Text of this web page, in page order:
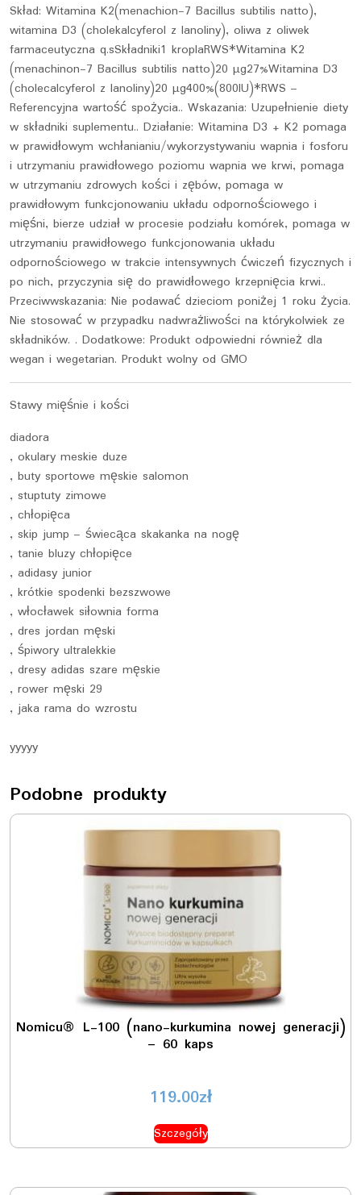
Skład: Witamina K2(menachion-7 Bacillus subtilis natto),
witamina D3 (cholekalcyferol z lanoliny), oliwa z oliwek
farmaceutyczna q.sSkładniki1 kroplaRWS*Witamina K2
(menachinon-7 Bacillus subtilis natto)20 µg27%Witamina D3
(cholecalcyferol z lanoliny)20 µg400%(800IU)*RWS –
Referencyjna wartość spożycia.. Wskazania: Uzupełnienie diety
w składniki suplementu.. Działanie: Witamina D3 + K2 pomaga
w prawidłowym wchłanianiu/wykorzystywaniu wapnia i fosforu
i utrzymaniu prawidłowego poziomu wapnia we krwi, pomaga
w utrzymaniu zdrowych kości i zębów, pomaga w
prawidłowym funkcjonowaniu układu odpornościowego i
mięśni, bierze udział w procesie podziału komórek, pomaga w
utrzymaniu prawidłowego funkcjonowania układu
odpornościowego w trakcie intensywnych ćwiczeń fizycznych i
po nich, przyczynia się do prawidłowego krzepnięcia krwi..
Przeciwwskazania: Nie podawać dzieciom poniżej 1 roku życia.
Nie stosować w przypadku nadwrażliwości na którykolwiek ze
składników. . Dodatkowe: Produkt odpowiedni również dla
wegan i wegetarian. Produkt wolny od GMO
Stawy mięśnie i kości
diadora
, okulary meskie duze
, buty sportowe męskie salomon
, stuptuty zimowe
, chłopięca
, skip jump – świecąca skakanka na nogę
, tanie bluzy chłopięce
, adidasy junior
, krótkie spodenki bezszwowe
, włocławek siłownia forma
, dres jordan męski
, śpiwory ultralekkie
, dresy adidas szare męskie
, rower męski 29
, jaka rama do wzrostu
yyyyy
Podobne produkty
Nomicu® L-100 (nano-kurkumina nowej generacji)
– 60 kaps
119.00zł
Szczegóły